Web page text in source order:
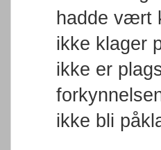
hadde vært
ikke klager
ikke er
ikke bli